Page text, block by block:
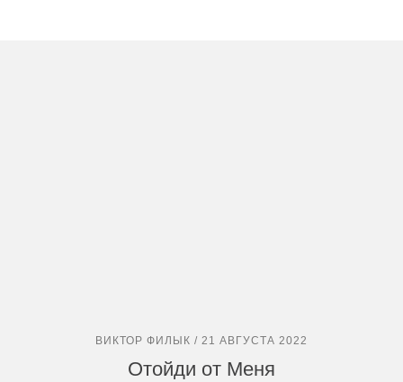
ВИКТОР ФИЛЫК / 21 АВГУСТА 2022
Отойди от Меня